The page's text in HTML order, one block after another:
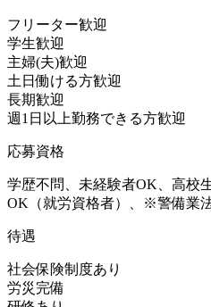
フリーター歓迎
学生歓迎
主婦(夫)歓迎
土日働ける方歓迎
長期歓迎
週1日以上勤務できる方歓迎
応募資格
学歴不問、未経験者OK、高校
OK（就労資格者）、※警備業
待遇
社会保険制度あり
労災完備